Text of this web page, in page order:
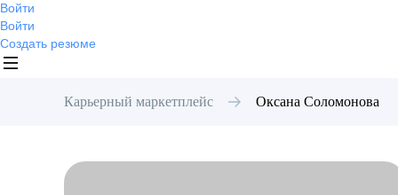
Войти
Войти
Создать резюме
Карьерный маркетплейс Оксана Соломонова